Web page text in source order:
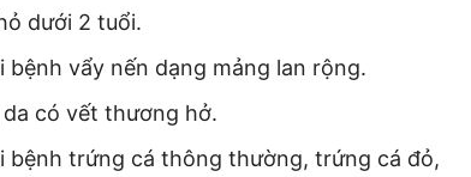
dưới 2 tuổi.
vẩy nến dạng mảng lan rộng.
có vết thương hở.
bệnh trứng cá thông thường, trứng cá đỏ,